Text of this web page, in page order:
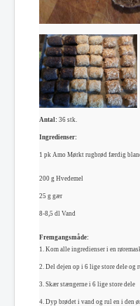
Antal: 36 stk.
Ingredienser:
1 pk Amo Mørkt rugbrød færdig
200 g Hvedemel
25 g gær
8-8,5 dl Vand
Fremgangsmåde:
1. Kom alle ingredienser i en
2. Del dejen op i 6 lige store dele og
3. Skær stængerne i 6 lige store dele
4. Dyp brødet i vand og rul en i den